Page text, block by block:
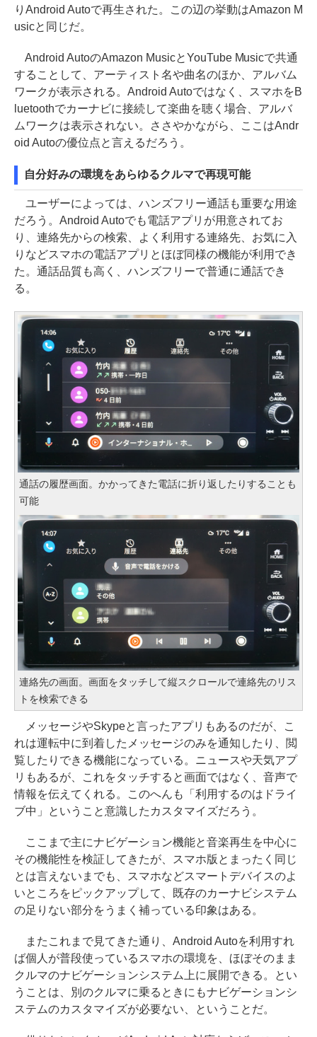
りAndroid Autoで再生された。この辺の挙動はAmazon M
usicと同じだ。
Android AutoのAmazon MusicとYouTube Musicで共通
することして、アーティスト名や曲名のほか、アルバム
ワークが表示される。Android Autoではなく、スマホをB
luetoothでカーナビに接続して楽曲を聴く場合、アルバ
ムワークは表示されない。ささやかながら、ここはAndr
oid Autoの優位点と言えるだろう。
自分好みの環境をあらゆるクルマで再現可能
ユーザーによっては、ハンズフリー通話も重要な用途
だろう。Android Autoでも電話アプリが用意されてお
り、連絡先からの検索、よく利用する連絡先、お気に入
りなどスマホの電話アプリとほぼ同様の機能が利用でき
た。通話品質も高く、ハンズフリーで普通に通話でき
る。
通話の履歴画面。かかってきた電話に折り返したりすることも
可能
連絡先の画面。画面をタッチして縦スクロールで連絡先のリス
トを検索できる
メッセージやSkypeと言ったアプリもあるのだが、こ
れは運転中に到着したメッセージのみを通知したり、閲
覧したりできる機能になっている。ニュースや天気アプ
リもあるが、これをタッチすると画面ではなく、音声で
情報を伝えてくれる。このへんも「利用するのはドライ
ブ中」ということ意識したカスタマイズだろう。
ここまで主にナビゲーション機能と音楽再生を中心に
その機能性を検証してきたが、スマホ版とまったく同じ
とは言えないまでも、スマホなどスマートデバイスのよ
いところをピックアップして、既存のカーナビシステム
の足りない部分をうまく補っている印象はある。
またこれまで見てきた通り、Android Autoを利用すれ
ば個人が普段使っているスマホの環境を、ほぼそのまま
クルマのナビゲーションシステム上に展開できる。とい
うことは、別のクルマに乗るときにもナビゲーションシ
ステムのカスタマイズが必要ない、ということだ。